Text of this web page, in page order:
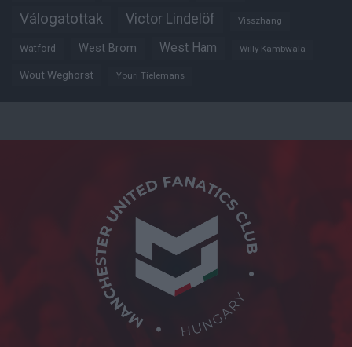
Válogatottak Victor Lindelöf Visszhang
Watford West Brom West Ham Willy Kambwala
Wout Weghorst Youri Tielemans